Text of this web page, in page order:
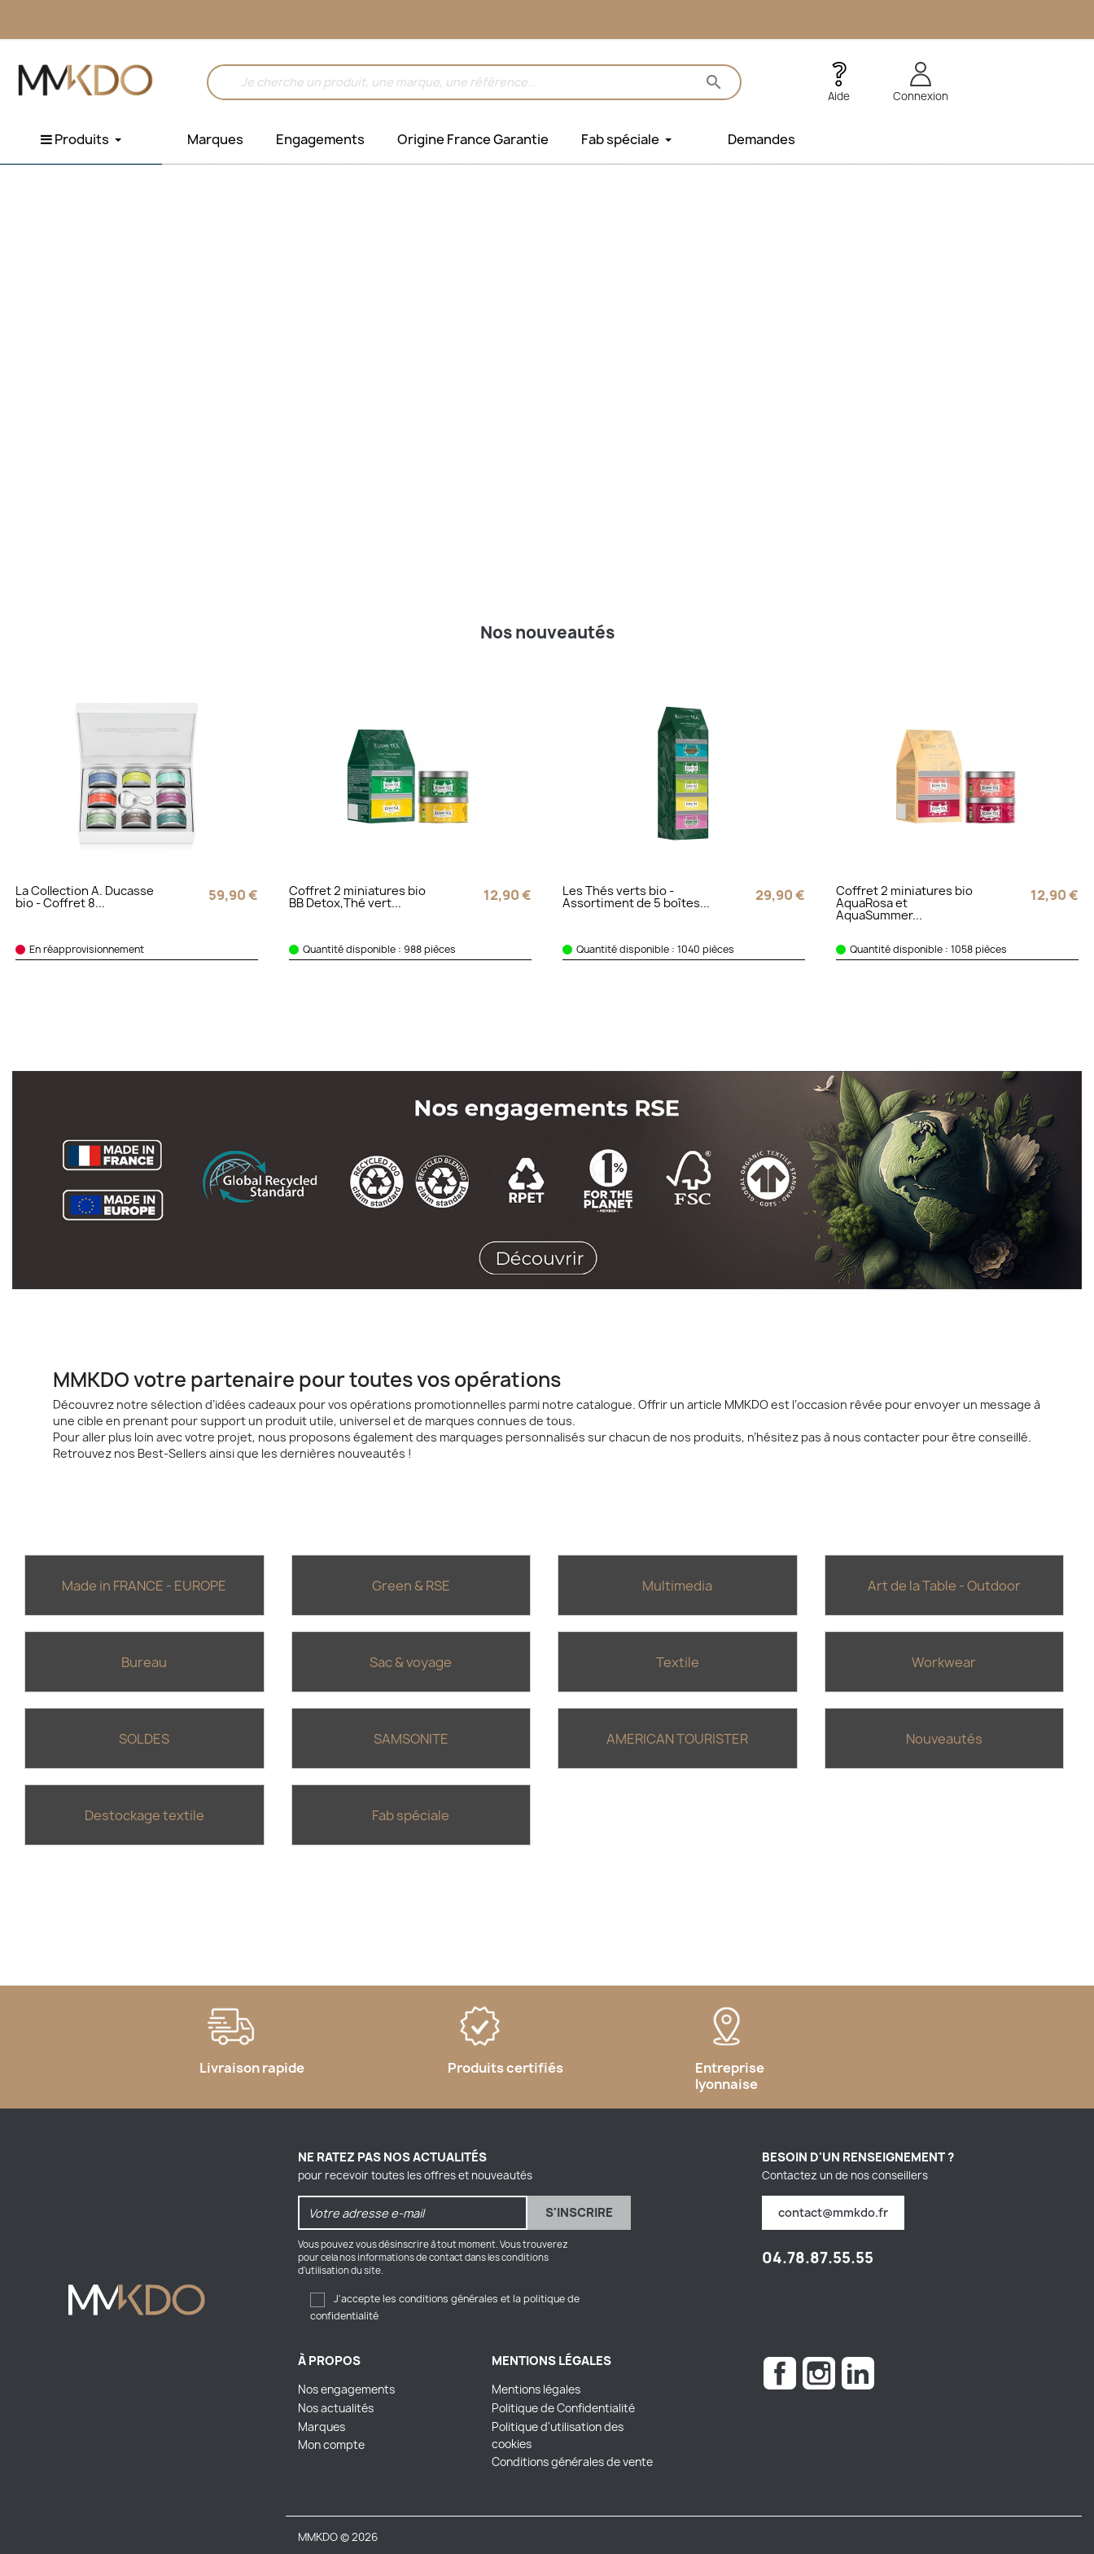
search
Aide Connexion
Produits Marques Engagements Origine France Garantie Fab spéciale Demandes
Nos nouveautés
La Collection A. Ducasse
bio - Coffret 8... 59,90 €
En réapprovisionnement
Coffret 2 miniatures bio
BB Detox,Thé vert... 12,90 €
Quantité disponible : 988 pièces
Les Thés verts bio -
Assortiment de 5 boîtes... 29,90 €
Quantité disponible : 1040 pièces
Coffret 2 miniatures bio
AquaRosa et
AquaSummer...
12,90 €
Quantité disponible : 1058 pièces
MMKDO votre partenaire pour toutes vos opérations
Découvrez notre sélection d’idées cadeaux pour vos opérations promotionnelles parmi notre catalogue. Offrir un article MMKDO est l’occasion rêvée pour envoyer un message à
une cible en prenant pour support un produit utile, universel et de marques connues de tous.
Pour aller plus loin avec votre projet, nous proposons également des marquages personnalisés sur chacun de nos produits, n’hésitez pas à nous contacter pour être conseillé.
Retrouvez nos Best-Sellers ainsi que les dernières nouveautés !
Made in FRANCE - EUROPE Green & RSE Multimedia Art de la Table - Outdoor
Bureau Sac & voyage Textile Workwear
SOLDES SAMSONITE AMERICAN TOURISTER Nouveautés
Destockage textile Fab spéciale
Livraison rapide Produits certifiés
Entreprise
lyonnaise
NE RATEZ PAS NOS ACTUALITÉS
pour recevoir toutes les offres et nouveautés
Vous pouvez vous désinscrire à tout moment. Vous trouverez
pour cela nos informations de contact dans les conditions
d'utilisation du site.
J'accepte les conditions générales et la politique de
confidentialité
BESOIN D'UN RENSEIGNEMENT ?
Contactez un de nos conseillers
contact@mmkdo.fr
04.78.87.55.55
À PROPOS
Nos engagements
Nos actualités
Marques
Mon compte
MENTIONS LÉGALES
Mentions légales
Politique de Confidentialité
Politique d'utilisation des
cookies
Conditions générales de vente
FacebookInstagram
MMKDO © 2026